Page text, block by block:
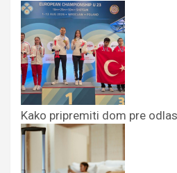
Kako pripremiti dom pre